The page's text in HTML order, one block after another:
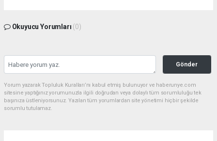
Okuyucu Yorumları (0)
Gönder
Yorum yazarak Topluluk Kuralları’nı kabul etmiş bulunuyor ve haberunye.com
sitesine yaptığınız yorumunuzla ilgili doğrudan veya dolaylı tüm sorumluluğu tek
başınıza üstleniyorsunuz. Yazılan tüm yorumlardan site yönetimi hiçbir şekilde
sorumlu tutulamaz.